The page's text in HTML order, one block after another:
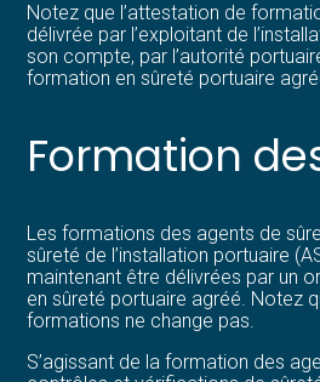
Notez que l’attestation de
délivrée par l’exploitant de
son compte, par l’autorité
formation en sûreté portuaire
Formation
Les formations des agents de
sûreté de l’installation portuaire
maintenant être délivrées par un
en sûreté portuaire agréé. Notez
formations ne change pas.
S’agissant de la formation des